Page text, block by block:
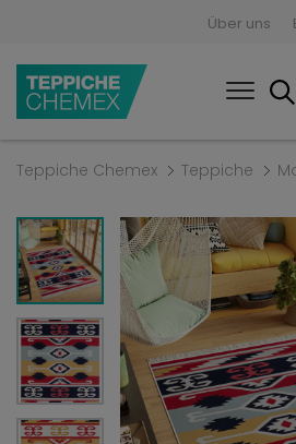
Über uns
Teppiche Chemex Teppiche